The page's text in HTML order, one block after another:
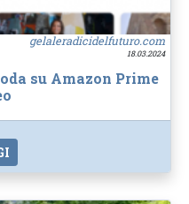
gelaleradicidelfuturo.com
18.03.2024
su Amazon Prime